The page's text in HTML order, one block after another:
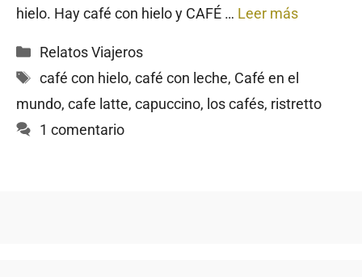
hielo. Hay café con hielo y CAFÉ … Leer más
Categorías
Relatos Viajeros
Etiquetas
café con hielo, café con leche, Café en el
mundo, cafe latte, capuccino, los cafés, ristretto
1 comentario